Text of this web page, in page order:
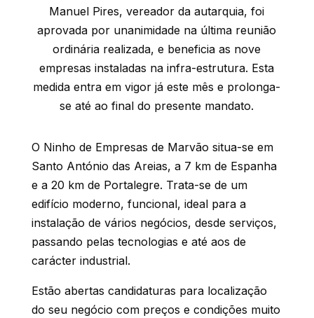
Manuel Pires, vereador da autarquia, foi
aprovada por unanimidade na última reunião
ordinária realizada, e beneficia as nove
empresas instaladas na infra-estrutura. Esta
medida entra em vigor já este mês e prolonga-
se até ao final do presente mandato.
O Ninho de Empresas de Marvão situa-se em
Santo António das Areias, a 7 km de Espanha
e a 20 km de Portalegre. Trata-se de um
edifício moderno, funcional, ideal para a
instalação de vários negócios, desde serviços,
passando pelas tecnologias e até aos de
carácter industrial.
Estão abertas candidaturas para localização
do seu negócio com preços e condições muito